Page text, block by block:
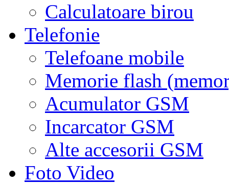
Calculatoare birou
Telefonie
Telefoane mobile
Memorie flash
Acumulator GSM
Incarcator GSM
Alte accesorii GSM
Foto Video